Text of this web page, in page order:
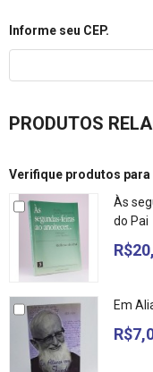
Informe seu CEP.
PRODUTOS
Verifique produtos
Às
do Pai
Em